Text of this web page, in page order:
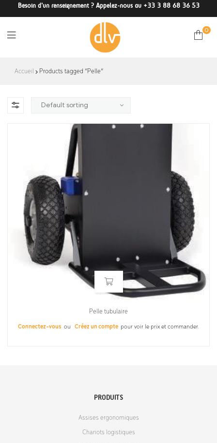
Besoin d'un renseignement ? Appelez-nous au +33 3 88 68 36 53
DLV-
0
Accueil Products tagged “Pelle”
Pelle tubulaire
Connectez-vous ou Créez un compte pour voir le prix et commander.
PRODUITS
Assises ergonomiques
Chariots logistiques